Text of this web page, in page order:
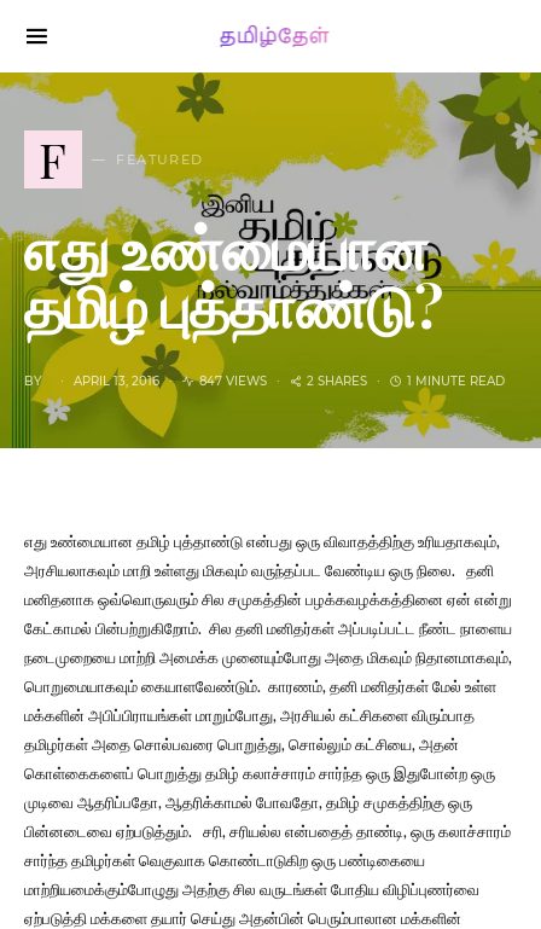
SEARCH FOR:
F FEATURED
எது உண்மையான
தமிழ் புத்தாண்டு?
BY APRIL 13, 2016 847 VIEWS 2 SHARES 1 MINUTE READ
எது உண்மையான தமிழ் புத்தாண்டு என்பது ஒரு விவாதத்திற்கு உரியதாகவும்,
அரசியலாகவும் மாறி உள்ளது மிகவும் வருந்தப்பட வேண்டிய ஒரு நிலை. தனி
மனிதனாக ஒவ்வொருவரும் சில சமுகத்தின் பழக்கவழக்கத்தினை ஏன் என்று
கேட்காமல் பின்பற்றுகிறோம். சில தனி மனிதர்கள் அப்படிப்பட்ட நீண்ட நாளைய
நடைமுறையை மாற்றி அமைக்க முனையும்போது அதை மிகவும் நிதானமாகவும்,
பொறுமையாகவும் கையாளவேண்டும். காரணம், தனி மனிதர்கள் மேல் உள்ள
மக்களின் அபிப்பிராயங்கள் மாறும்போது, அரசியல் கட்சிகளை விரும்பாத
தமிழர்கள் அதை சொல்பவரை பொறுத்து, சொல்லும் கட்சியை, அதன்
கொள்கைகளைப் பொறுத்து தமிழ் கலாச்சாரம் சார்ந்த ஒரு இதுபோன்ற ஒரு
முடிவை ஆதரிப்பதோ, ஆதரிக்காமல் போவதோ, தமிழ் சமுகத்திற்கு ஒரு
பின்னடைவை ஏற்படுத்தும். சரி, சரியல்ல என்பதைத் தாண்டி, ஒரு கலாச்சாரம்
சார்ந்த தமிழர்கள் வெகுவாக கொண்டாடுகிற ஒரு பண்டிகையை
மாற்றியமைக்கும்போழுது அதற்கு சில வருடங்கள் போதிய விழிப்புணர்வை
ஏற்படுத்தி மக்களை தயார் செய்து அதன்பின் பெரும்பாலான மக்களின்